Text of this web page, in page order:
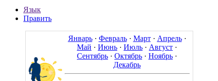
Язык
Править
Январь· Февраль· Март· Апрель·
Май · Июнь · Июль · Август ·
Сентябрь · Октябрь · Ноябрь ·
Декабрь